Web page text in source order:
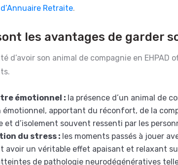
Retraite.
les avantages de garder
d’avoir son animal de compagnie en
émotionnel : la présence d’un animal de
émotionnel, apportant du réconfort, de la
et d’isolement souvent ressenti par les
du stress : les moments passés à jouer
avoir un véritable effet apaisant et relaxant
de pathologie neurodégénératives